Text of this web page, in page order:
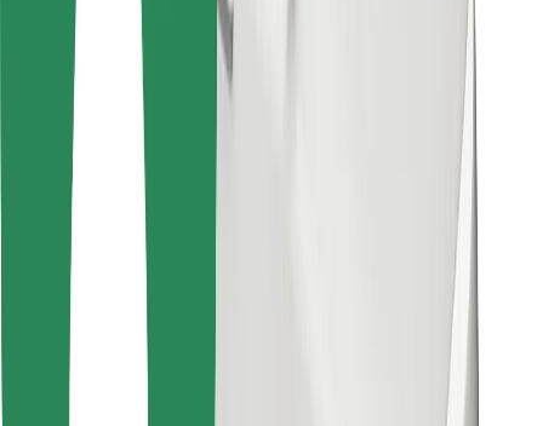
¡Conseguí un viaje en minutos!
Descargar la app de Bolt
Descargar la app de Bolt Food